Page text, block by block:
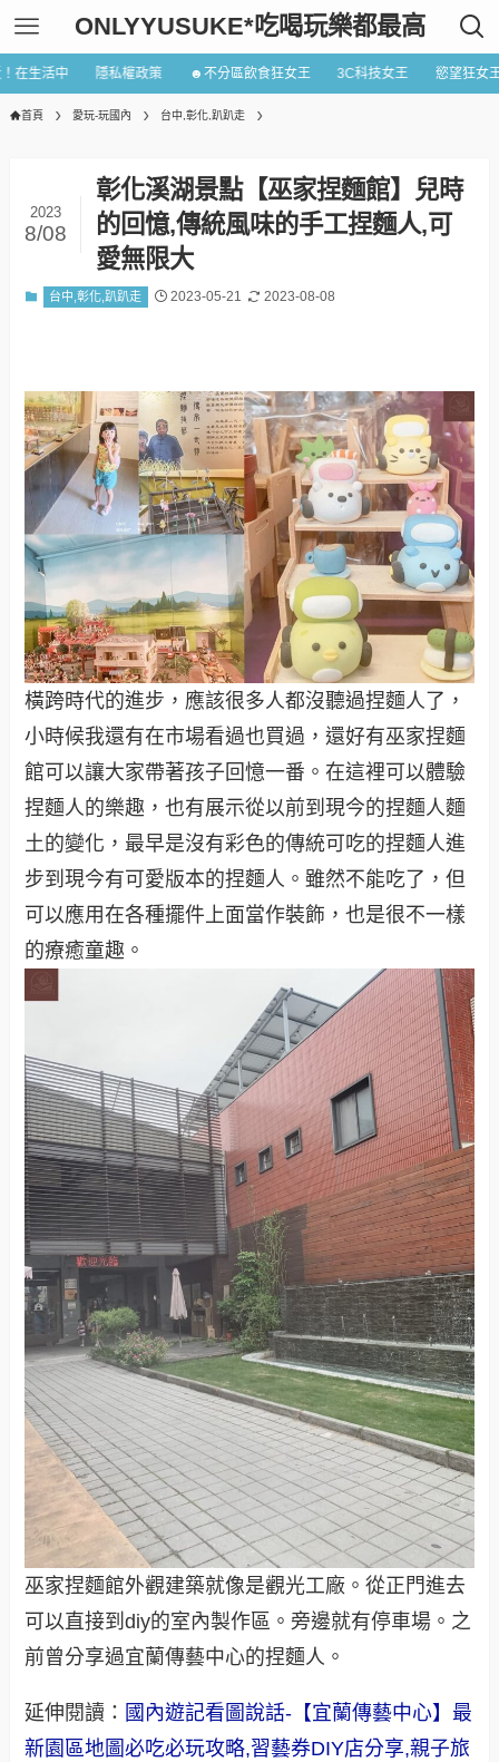
ONLYYUSUKE*吃喝玩樂都最高
在生活中 隱私權政策 ☻不分區飲食狂女王 3C科技女王 慾望狂女
首頁 愛玩-玩國內 台中,彰化,趴趴走
彰化溪湖景點【巫家捏麵館】兒時
的回憶,傳統風味的手工捏麵人,可
愛無限大
2023
8/08
台中,彰化,趴趴走 2023-05-21 2023-08-08
橫跨時代的進步，應該很多人都沒聽過捏麵人了，
小時候我還有在市場看過也買過，還好有巫家捏麵
館可以讓大家帶著孩子回憶一番。在這裡可以體驗
捏麵人的樂趣，也有展示從以前到現今的捏麵人麵
土的變化，最早是沒有彩色的傳統可吃的捏麵人進
步到現今有可愛版本的捏麵人。雖然不能吃了，但
可以應用在各種擺件上面當作裝飾，也是很不一樣
的療癒童趣。
巫家捏麵館外觀建築就像是觀光工廠。從正門進去
可以直接到diy的室內製作區。旁邊就有停車場。之
前曾分享過宜蘭傳藝中心的捏麵人。
延伸閱讀： 國內遊記看圖說話-【宜蘭傳藝中心】最
新園區地圖必吃必玩攻略,習藝券DIY店分享,親子旅